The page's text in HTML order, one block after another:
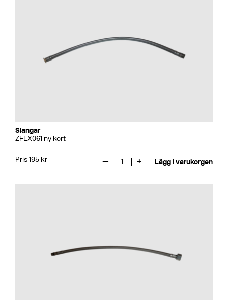
Slangar
ZFLX061 ny kort
Pris 195 kr — 1 + Lägg i varukorgen